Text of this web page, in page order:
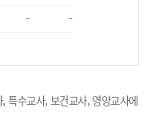
- -
특수교사, 보건교사, 영양교사에